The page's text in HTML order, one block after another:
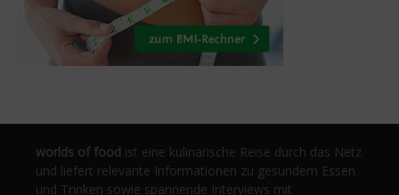
worlds of food ist eine kulinarische Reise durch das Netz
und liefert relevante Informationen zu gesundem Essen
und Trinken sowie spannende Interviews mit